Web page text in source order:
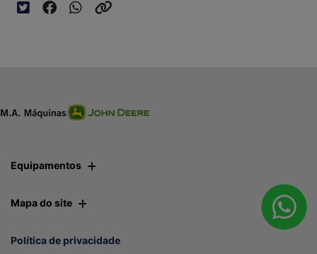
Equipamentos
Mapa do site
Política de privacidade